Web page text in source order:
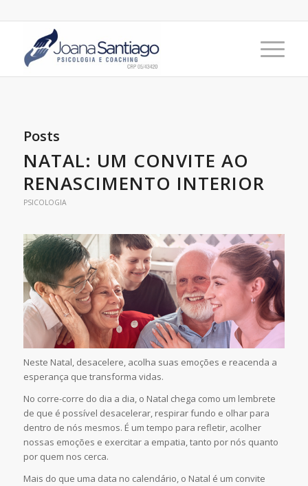
Posts
NATAL: UM CONVITE AO
RENASCIMENTO INTERIOR
PSICOLOGIA
Neste Natal, desacelere, acolha suas emoções e reacenda a
esperança que transforma vidas.
No corre-corre do dia a dia, o Natal chega como um lembrete
de que é possível desacelerar, respirar fundo e olhar para
dentro de nós mesmos. É um tempo para refletir, acolher
nossas emoções e exercitar a empatia, tanto por nós quanto
por quem nos cerca.
Mais do que uma data no calendário, o Natal é um convite